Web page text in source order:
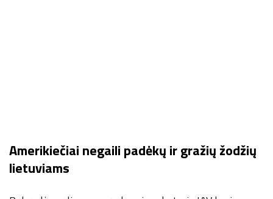
Amerikiečiai negaili padėkų ir gražių žodžių
lietuviams